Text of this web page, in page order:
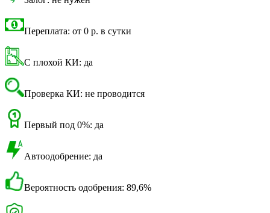
Переплата: от 0 р. в сутки
С плохой КИ: да
Проверка КИ: не проводится
Первый под 0%: да
Автоодобрение: да
Вероятность одобрения: 89,6%